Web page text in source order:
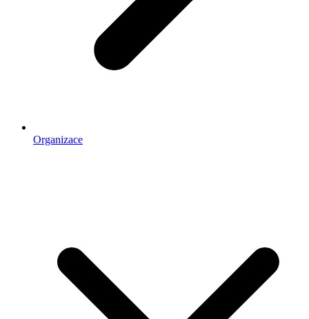
Organizace